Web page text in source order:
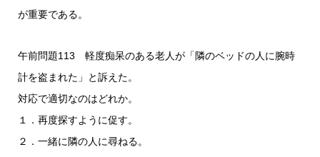
が重要である。
午前問題113 軽度痴呆のある老人が「隣のベッドの人に腕時
計を盗まれた」と訴えた。
対応で適切なのはどれか。
１．再度探すように促す。
２．一緒に隣の人に尋ねる。